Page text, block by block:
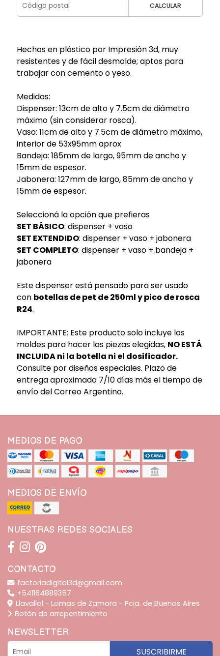
CALCULAR
Hechos en plástico por Impresión 3d, muy
resistentes y de fácil desmolde; aptos para
trabajar con cemento o yeso.
Medidas:
Dispenser: 13cm de alto y 7.5cm de diámetro
máximo (sin considerar rosca).
Vaso: 11cm de alto y 7.5cm de diámetro máximo,
interior de 53x95mm aprox
Bandeja: 185mm de largo, 95mm de ancho y
15mm de espesor.
Jabonera: 127mm de largo, 85mm de ancho y
15mm de espesor.
Seleccioná la opción que prefieras
SET BÁSICO: dispenser + vaso
SET EXTENDIDO: dispenser + vaso + jabonera
SET COMPLETO: dispenser + vaso + bandeja +
jabonera
Este dispenser está pensado para ser usado
con botellas de pet de 250ml y pico de rosca
R24.
IMPORTANTE: Este producto solo incluye los
moldes para hacer las piezas elegidas, NO ESTÁ
INCLUIDA ni la botella ni el dosificador.
Consulte por diseños especiales. Plazo de
entrega aproximado 7/10 días más el tiempo de
envío del Correo Argentino.
MEDIOS DE PAGO
MEDIOS DE ENVÍO
NUESTRAS REDES SOCIALES
CONTACTO
factoriadigital3d@gmail.com
+541164889357
Llavallol - Lomas de Zamora - Pcia. de Buenos Aires
Botón de arrepentimiento
NEWSLETTER
SUSCRIBIRME